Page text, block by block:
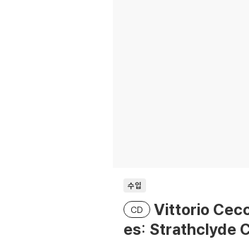
수입
CD
Vittorio
es: Strathclyde